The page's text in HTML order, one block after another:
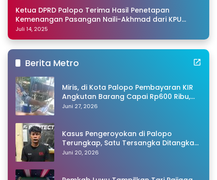
Ketua DPRD Palopo Terima Hasil Penetapan
Kemenangan Pasangan Naili-Akhmad dari KPU
Sulsel
Juli 14, 2025
Berita Metro
Miris, di Kota Palopo Pembayaran KIR
Angkutan Barang Capai Rp600 Ribu,
Warganet Pertanyakan Dugaan Pungli
Juni 27, 2026
Kasus Pengeroyokan di Palopo
Terungkap, Satu Tersangka Ditangkap
Polisi
Juni 20, 2026